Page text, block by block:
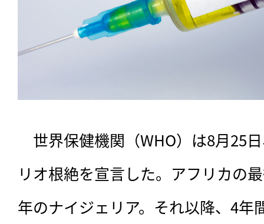
世界保健機関（WHO）は8月25
リオ根絶を宣言した。アフリカの
年のナイジェリア。それ以降、4年